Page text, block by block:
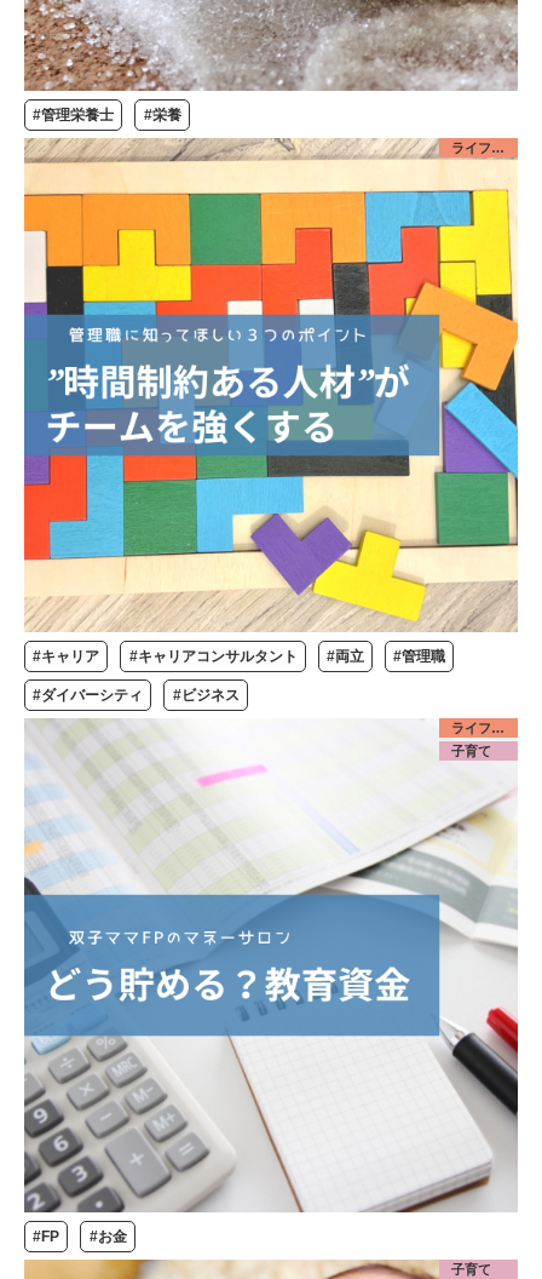
#管理栄養士 #栄養
ライフデザイン／みんな
#キャリア #キャリアコンサルタント #両立 #管理職
#ダイバーシティ #ビジネス
ライフデザイン／お金
子育て
#FP #お金
子育て